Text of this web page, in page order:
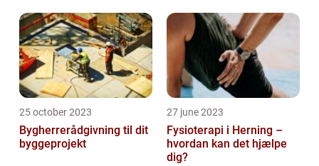
25 october 2023
Bygherrerådgivning til dit
byggeprojekt
27 june 2023
Fysioterapi i Herning –
hvordan kan det hjælpe
dig?